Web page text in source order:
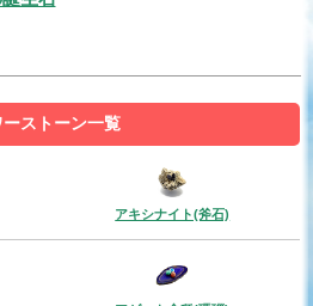
ーストーン一覧
アキシナイト(斧石)